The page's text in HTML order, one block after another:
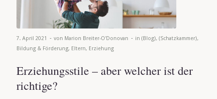
7. April 2021 - von Marion Breiter-O'Donovan - in (Blog), (Schatzkammer),
Bildung & Förderung, Eltern, Erziehung
Erziehungsstile – aber welcher ist der
richtige?